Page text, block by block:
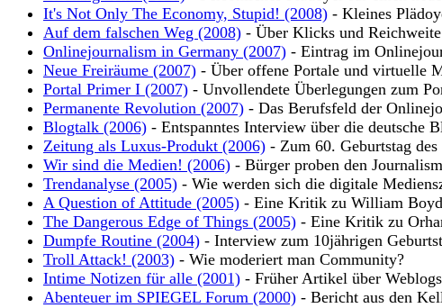
It's Not Only The Economy, Stupid! (2008) - Kleines
Auf dem falschen Weg (2008) - Über Klicks und Reichweite
Onlinejournalism in Germany (2007) - Eintrag im
Neue Freiräume (2007) - Über offene Portale und virtuelle
Portal Primer I (2007) - Unvollendete Überlegungen zum
Permanente Revolution (2007) - Das Berufsfeld der
Blogtalk (2006) - Entspanntes Interview über die deutsche
Zeitung als Luxus-Produkt (2006) - Zum 60. Geburtstag
Wir sind die Medien! (2006) - Bürger proben den
Trendanalyse (2005) - Wie werden sich die digitale
A Question of Attitude (2005) - Eine Kritik zu William
The Dangerous Edge of Things (2005) - Eine Kritik zu
Dumpfe Routine (2004) - Interview zum 10jährigen
Troll Attack! (2003) - Wie moderiert man Community?
Intime Notizen für alle (2001) - Früher Artikel über
Abenteuer im SPIEGEL Forum (2000) - Bericht aus den